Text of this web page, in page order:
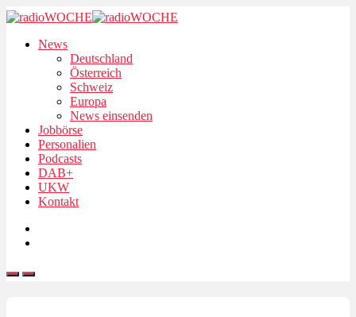
News
Deutschland
Österreich
Schweiz
Europa
News einsenden
Jobbörse
Personalien
Podcasts
DAB+
UKW
Kontakt